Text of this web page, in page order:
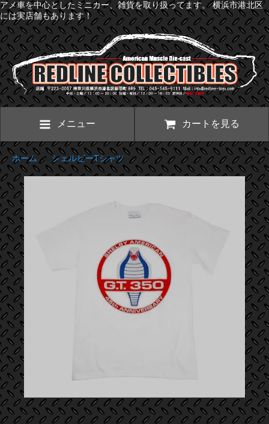
アメ車を中心としたミニカー、雑貨を取り扱ってます。 横浜市港北区
には実店舗もあります！
メニュー カートを見る
ホーム>シェルビーTシャツ